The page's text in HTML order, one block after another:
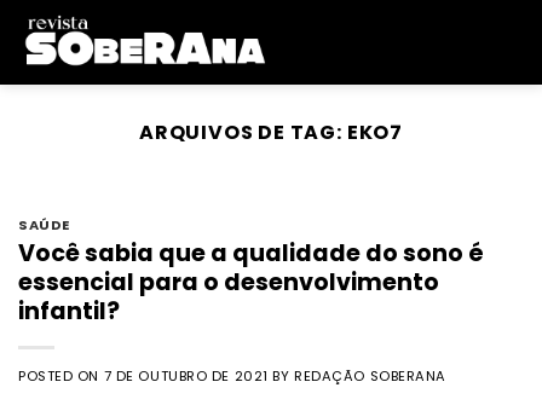
Skip
content
ARQUIVOS DE TAG: EKO7
SAÚDE
Você sabia que a qualidade do sono é
essencial para o desenvolvimento
infantil?
POSTED ON 7 DE OUTUBRO DE 2021 BYREDAÇÃO SOBERANA